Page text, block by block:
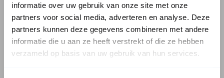
informatie over uw gebruik van onze site met onze
partners voor social media, adverteren en analyse. Deze
partners kunnen deze gegevens combineren met andere
informatie die u aan ze heeft verstrekt of die ze hebben
verzameld op basis van uw gebruik van hun services.